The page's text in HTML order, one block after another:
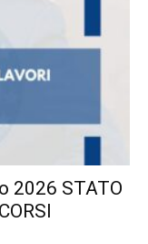
2026 STATO